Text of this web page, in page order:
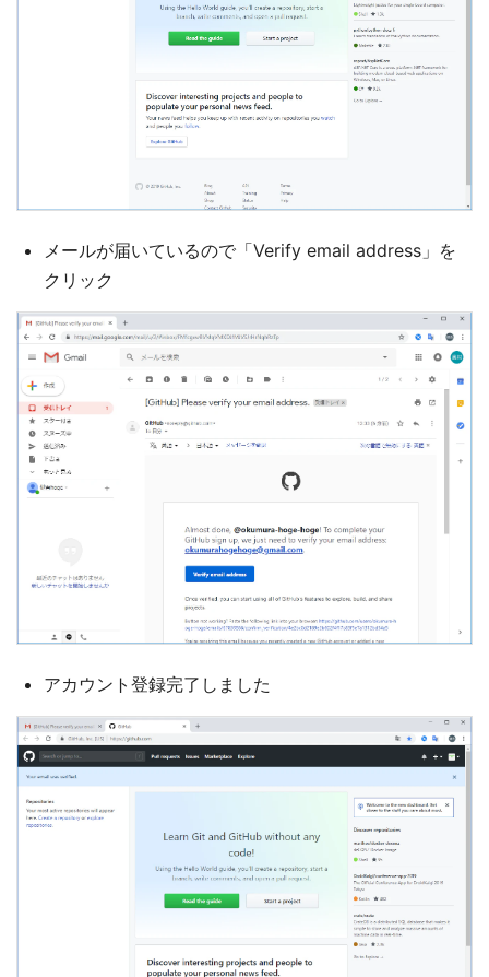
メールが届いているので「Verify email address」を
クリック
アカウント登録完了しました